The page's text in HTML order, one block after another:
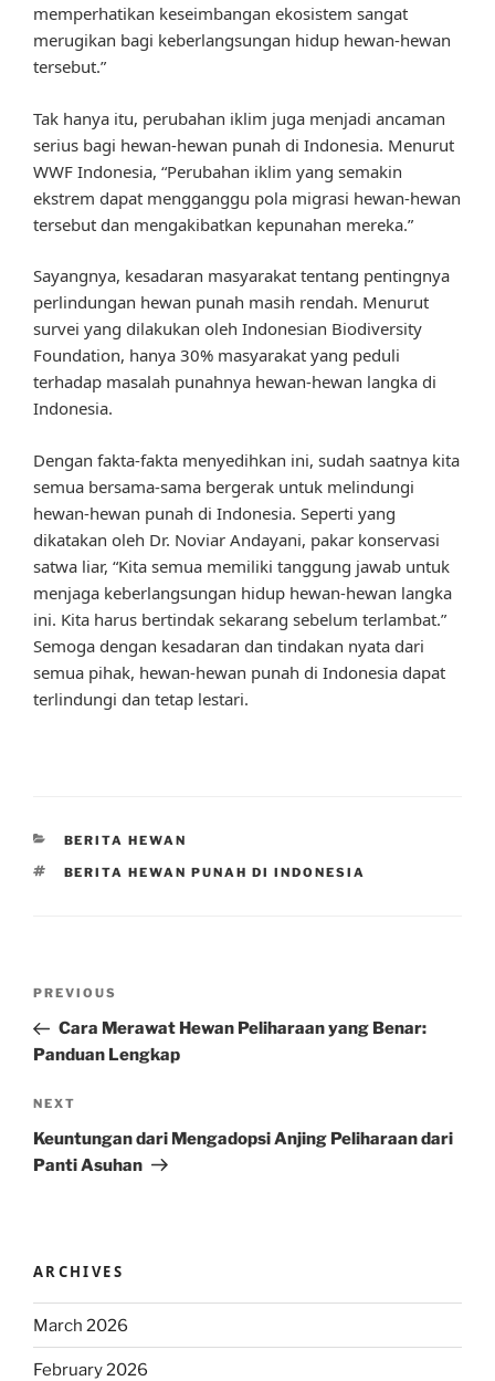
memperhatikan keseimbangan ekosistem sangat
merugikan bagi keberlangsungan hidup hewan-hewan
tersebut.”
Tak hanya itu, perubahan iklim juga menjadi ancaman
serius bagi hewan-hewan punah di Indonesia. Menurut
WWF Indonesia, “Perubahan iklim yang semakin
ekstrem dapat mengganggu pola migrasi hewan-hewan
tersebut dan mengakibatkan kepunahan mereka.”
Sayangnya, kesadaran masyarakat tentang pentingnya
perlindungan hewan punah masih rendah. Menurut
survei yang dilakukan oleh Indonesian Biodiversity
Foundation, hanya 30% masyarakat yang peduli
terhadap masalah punahnya hewan-hewan langka di
Indonesia.
Dengan fakta-fakta menyedihkan ini, sudah saatnya kita
semua bersama-sama bergerak untuk melindungi
hewan-hewan punah di Indonesia. Seperti yang
dikatakan oleh Dr. Noviar Andayani, pakar konservasi
satwa liar, “Kita semua memiliki tanggung jawab untuk
menjaga keberlangsungan hidup hewan-hewan langka
ini. Kita harus bertindak sekarang sebelum terlambat.”
Semoga dengan kesadaran dan tindakan nyata dari
semua pihak, hewan-hewan punah di Indonesia dapat
terlindungi dan tetap lestari.
CATEGORIES
BERITA HEWAN
TAGS
BERITA HEWAN PUNAH DI INDONESIA
Previous
Post
PREVIOUS
Cara Merawat Hewan Peliharaan yang Benar:
Panduan Lengkap
Next
Post
NEXT
Keuntungan dari Mengadopsi Anjing Peliharaan dari
Panti Asuhan
ARCHIVES
March 2026
February 2026